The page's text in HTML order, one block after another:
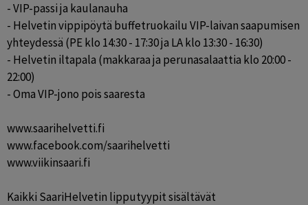
- VIP-passi ja kaulanauha
- Helvetin vippipöytä buffetruokailu VIP-laivan saapumisen
yhteydessä (PE klo 14:30 - 17:30 ja LA klo 13:30 - 16:30)
- Helvetin iltapala (makkaraa ja perunasalaattia klo 20:00 -
22:00)
- Oma VIP-jono pois saaresta
www.saarihelvetti.fi
www.facebook.com/saarihelvetti
www.viikinsaari.fi
Kaikki SaariHelvetin lipputyypit sisältävät